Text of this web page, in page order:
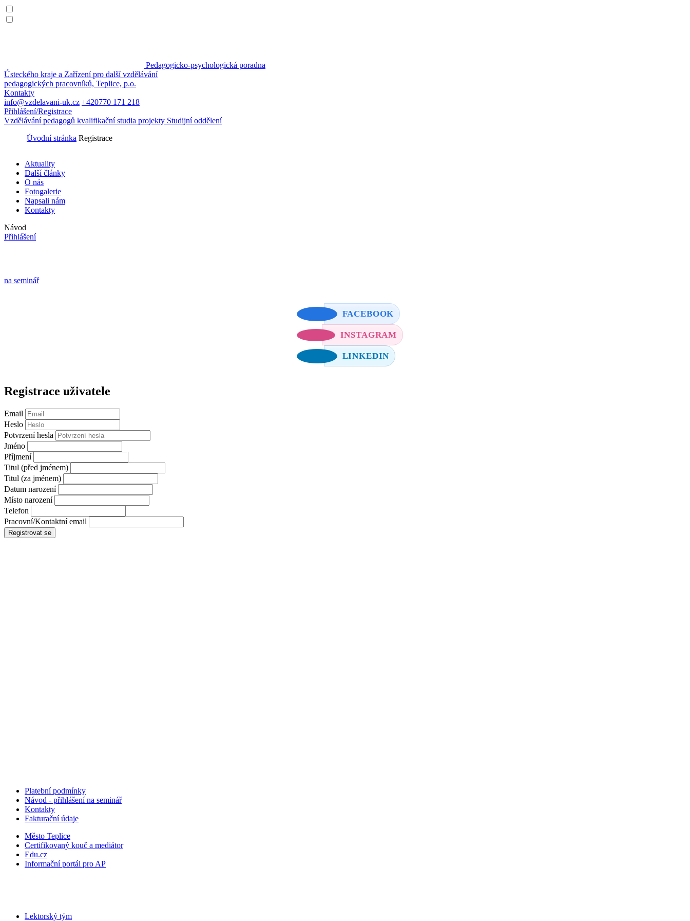
Pedagogicko-psychologická poradna
Ústeckého kraje a Zařízení pro další vzdělávání
pedagogických pracovníků, Teplice, p.o.
Kontakty
info@vzdelavani-uk.cz +420770 171 218
Přihlášení/Registrace
Vzdělávání pedagogů kvalifikační studia projekty Studijní oddělení
Úvodní stránka Registrace
Aktuality
Další články
O nás
Fotogalerie
Napsali nám
Kontakty
Návod
Přihlášení
na seminář
FACEBOOK
INSTAGRAM
LINKEDIN
Registrace uživatele
Email
Heslo
Potvrzení hesla
Jméno
Příjmení
Titul (před jménem)
Titul (za jménem)
Datum narození
Místo narození
Telefon
Pracovní/Kontaktní email
Platební podmínky
Návod - přihlášení na seminář
Kontakty
Fakturační údaje
Město Teplice
Certifikovaný kouč a mediátor
Edu.cz
Informační portál pro AP
Lektorský tým